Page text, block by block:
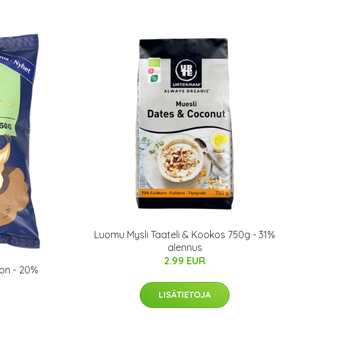
- 20%
Luomu Mysli Taateli & Kookos 750g - 31%
alennus
2.99 EUR
LISÄTIETOJA